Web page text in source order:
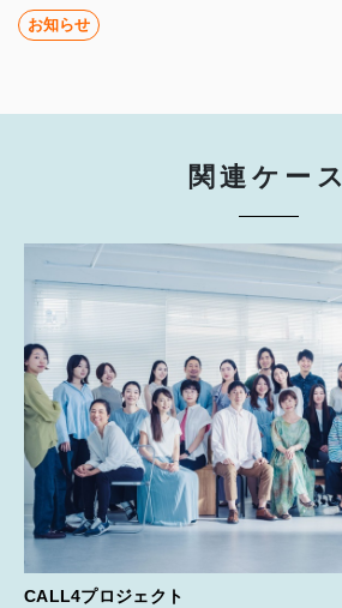
お知らせ
関連ケース
CALL4プロジェクト